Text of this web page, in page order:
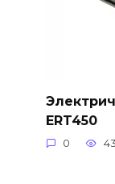
ERT450
0 43